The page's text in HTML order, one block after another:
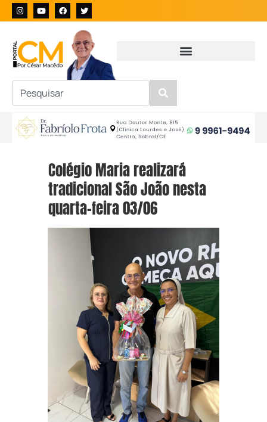
Colégio Maria realizará
tradicional São João nesta
quarta-feira 03/06